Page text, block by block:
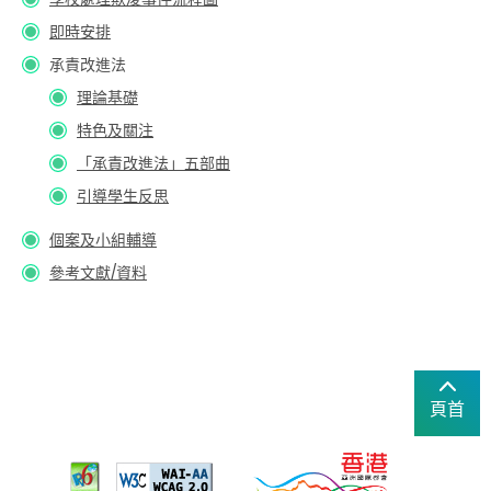
即時安排
承責改進法
理論基礎
特色及關注
「承責改進法」五部曲
引導學生反思
個案及小組輔導
參考文獻/資料
頁首